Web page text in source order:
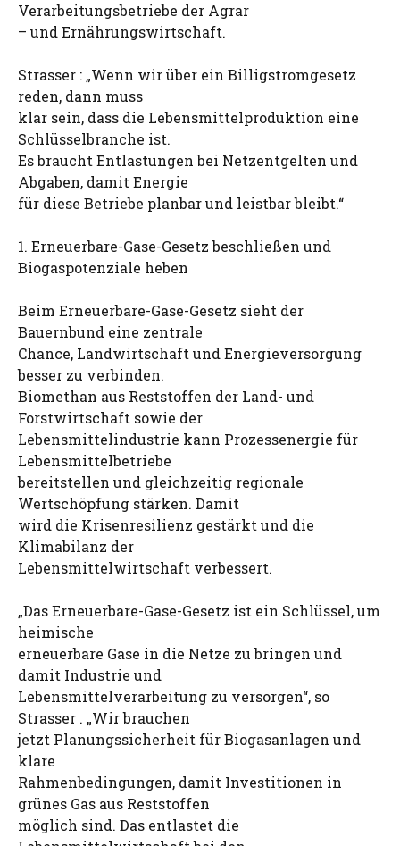
Verarbeitungsbetriebe der Agrar
– und Ernährungswirtschaft.
Strasser : „Wenn wir über ein Billigstromgesetz
reden, dann muss
klar sein, dass die Lebensmittelproduktion eine
Schlüsselbranche ist.
Es braucht Entlastungen bei Netzentgelten und
Abgaben, damit Energie
für diese Betriebe planbar und leistbar bleibt.“
1. Erneuerbare-Gase-Gesetz beschließen und
Biogaspotenziale heben
Beim Erneuerbare-Gase-Gesetz sieht der
Bauernbund eine zentrale
Chance, Landwirtschaft und Energieversorgung
besser zu verbinden.
Biomethan aus Reststoffen der Land- und
Forstwirtschaft sowie der
Lebensmittelindustrie kann Prozessenergie für
Lebensmittelbetriebe
bereitstellen und gleichzeitig regionale
Wertschöpfung stärken. Damit
wird die Krisenresilienz gestärkt und die
Klimabilanz der
Lebensmittelwirtschaft verbessert.
„Das Erneuerbare-Gase-Gesetz ist ein Schlüssel, um
heimische
erneuerbare Gase in die Netze zu bringen und
damit Industrie und
Lebensmittelverarbeitung zu versorgen“, so
Strasser . „Wir brauchen
jetzt Planungssicherheit für Biogasanlagen und
klare
Rahmenbedingungen, damit Investitionen in
grünes Gas aus Reststoffen
möglich sind. Das entlastet die